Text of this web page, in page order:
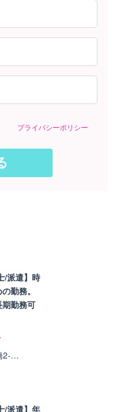
プライバシーポリシー
/派遣】時
勤務。
勤務可
2-…
/派遣】年